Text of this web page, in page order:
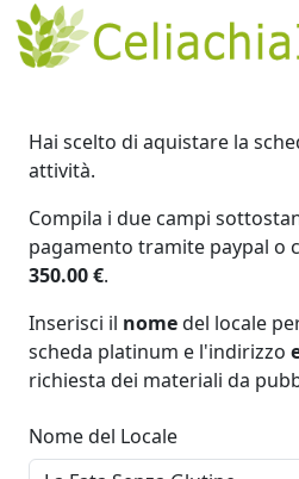
Hai scelto di aquistare la
attività.
Compila i due campi
pagamento tramite paypal o
350.00 €.
Inserisci il nomedel locale
scheda platinum e l'indirizzo
richiesta dei materiali da
Nome del Locale